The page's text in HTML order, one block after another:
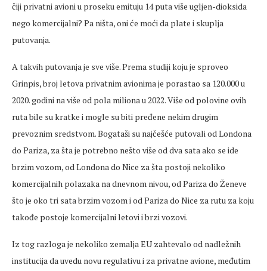
čiji privatni avioni u proseku emituju 14 puta više ugljen-dioksida
nego komercijalni? Pa ništa, oni će moći da plate i skuplja
putovanja.
A takvih putovanja je sve više. Prema studiji koju je sproveo
Grinpis, broj letova privatnim avionima je porastao sa 120.000 u
2020. godini na više od pola miliona u 2022. Više od polovine ovih
ruta bile su kratke i mogle su biti pređene nekim drugim
prevoznim sredstvom. Bogataši su najčešće putovali od Londona
do Pariza, za šta je potrebno nešto više od dva sata ako se ide
brzim vozom, od Londona do Nice za šta postoji nekoliko
komercijalnih polazaka na dnevnom nivou, od Pariza do Ženeve
što je oko tri sata brzim vozom i od Pariza do Nice za rutu za koju
takođe postoje komercijalni letovi i brzi vozovi.
Iz tog razloga je nekoliko zemalja EU zahtevalo od nadležnih
institucija da uvedu novu regulativu i za privatne avione, međutim